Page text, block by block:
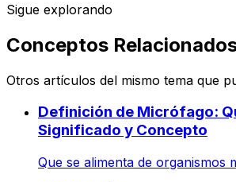
Sigue explorando
Conceptos
Otros artículos del mismo tema que
Definición de Micrófago:
Significado y Concepto
Que se alimenta de organismos